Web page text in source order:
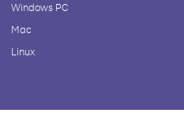
Windows PC
Mac
Linux